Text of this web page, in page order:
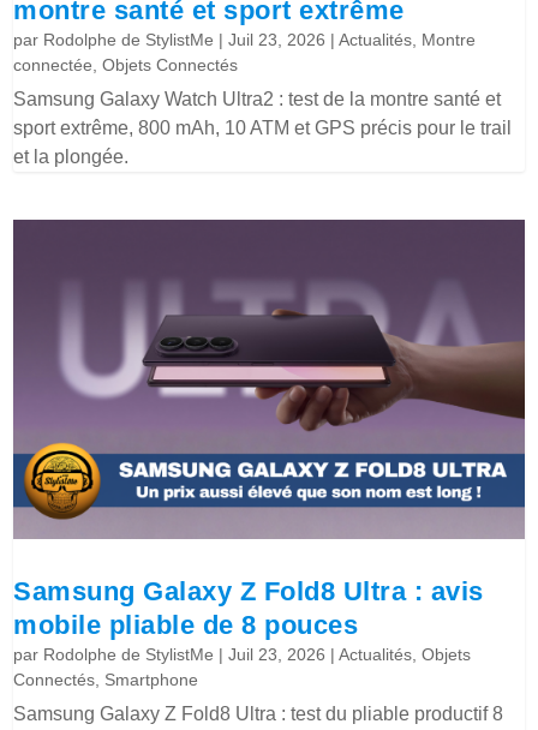
montre santé et sport extrême
par Rodolphe de StylistMe |Juil 23, 2026 |Actualités Montre
connectée ,Objets Connectés
Samsung Galaxy Watch Ultra2 : test de la montre santé et
sport extrême, 800 mAh, 10 ATM et GPS précis pour le trail
et la plongée.
Samsung Galaxy Z Fold8 Ultra : avis
mobile pliable de 8 pouces
par Rodolphe de StylistMe |Juil 23, 2026 |Actualités ,Objets
Connectés Smartphone
Samsung Galaxy Z Fold8 Ultra : test du pliable productif 8